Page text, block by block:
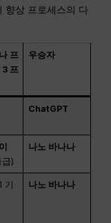
향상 프로세스의 다
프
3 프
우승자
ChatGPT
)
나노 바나나
기
나노 바나나